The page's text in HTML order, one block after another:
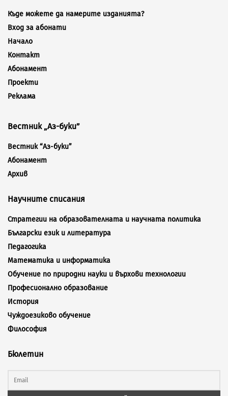
Къде можете да намерите изданията?
Вход за абонати
Начало
Контакт
Абонамент
Проекти
Реклама
Вестник „Аз-буки”
Вестник “Аз-буки”
Абонамент
Архив
Научните списания
Стратегии на образователната и научната политика
Български език и литература
Педагогика
Математика и информатика
Обучение по природни науки и върхови технологии
Професионално образование
История
Чуждоезиково обучение
Философия
Бюлетин